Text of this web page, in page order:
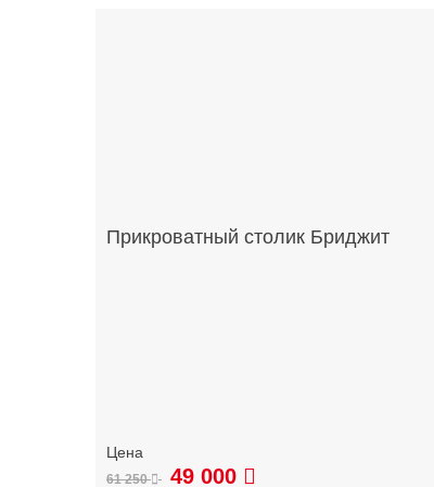
Прикроватный столик Бриджит
61 250 49 000